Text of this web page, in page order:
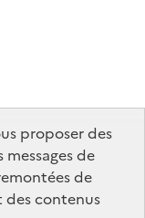
proposer des
de
de
des contenus